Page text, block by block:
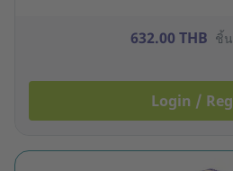
632.00 THB ชิ้น
Login /